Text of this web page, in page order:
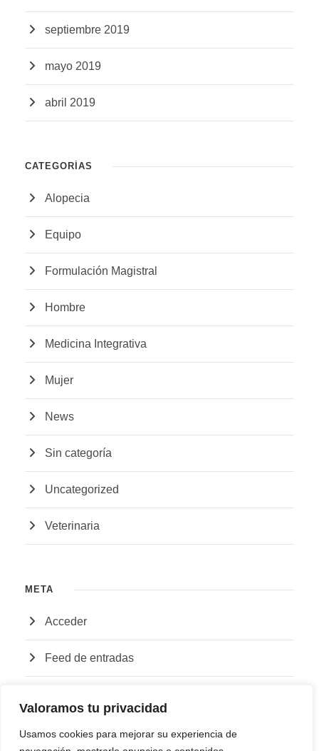
Valoramos tu privacidad
Usamos cookies para mejorar su experiencia de
septiembre 2019
mayo 2019
abril 2019
CATEGORÍAS
Alopecia
Equipo
Formulación Magistral
Hombre
Medicina Integrativa
Mujer
News
Sin categoría
Uncategorized
Veterinaria
META
Acceder
Feed de entradas
WordPress.org